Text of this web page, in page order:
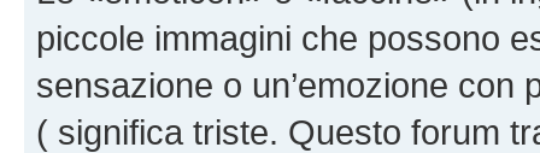
piccole immagini che possono
sensazione o un’emozione
( significa triste. Questo forum